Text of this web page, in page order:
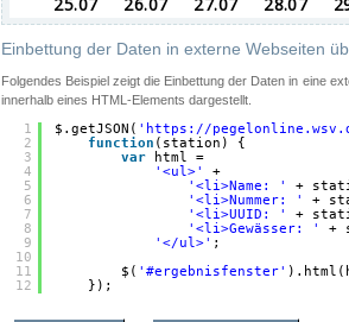
Einbettung der Daten in externe Webseiten
Folgendes Beispiel zeigt die Einbettung der Daten in eine
innerhalb eines HTML-Elements dargestellt.
1
2
3
4
5
6
7
8
9
10
11
12
$.getJSON( ' https://
function (station) {
var
html =
'<ul>'
+
'<li>Name: '
+
'<li>Nummer: '
+
'<li>UUID: '
+
'<li>Gewässer: '
+
'</ul>' ;
$( '#ergebnisfenster'
});